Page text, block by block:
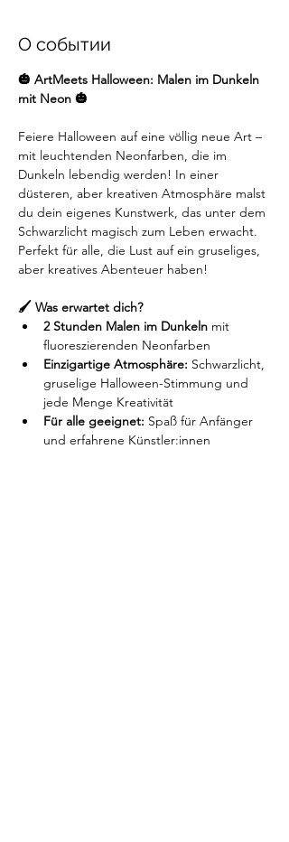
О событии
🎃 ArtMeets Halloween: Malen im Dunkeln
mit Neon 🎃
Feiere Halloween auf eine völlig neue Art –
mit leuchtenden Neonfarben, die im
Dunkeln lebendig werden! In einer
düsteren, aber kreativen Atmosphäre malst
du dein eigenes Kunstwerk, das unter dem
Schwarzlicht magisch zum Leben erwacht.
Perfekt für alle, die Lust auf ein gruseliges,
aber kreatives Abenteuer haben!
🖌️ Was erwartet dich?
2 Stunden Malen im Dunkeln mit
fluoreszierenden Neonfarben
Einzigartige Atmosphäre: Schwarzlicht,
gruselige Halloween-Stimmung und
jede Menge Kreativität
Für alle geeignet: Spaß für Anfänger
und erfahrene Künstler:innen